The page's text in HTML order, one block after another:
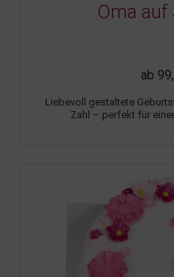
Oma auf
ab
Liebevoll gestaltete
Zahl – perfekt für